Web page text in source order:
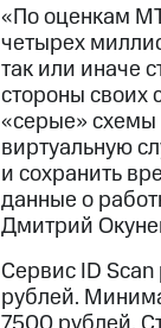
«По оценкам
четырех
так или иначе
стороны своих
«серые» схемы
виртуальную
и сохранить
данные о
Дмитрий
Сервис ID
рублей.